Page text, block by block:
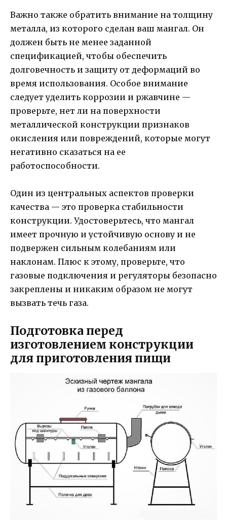
Важно также обратить внимание на толщину
металла, из которого сделан ваш мангал. Он
должен быть не менее заданной
спецификацией, чтобы обеспечить
долговечность и защиту от деформаций во
время использования. Особое внимание
следует уделить коррозии и ржавчине —
проверьте, нет ли на поверхности
металлической конструкции признаков
окисления или повреждений, которые могут
негативно сказаться на ее
работоспособности.
Один из центральных аспектов проверки
качества — это проверка стабильности
конструкции. Удостоверьтесь, что мангал
имеет прочную и устойчивую основу и не
подвержен сильным колебаниям или
наклонам. Плюс к этому, проверьте, что
газовые подключения и регуляторы безопасно
закреплены и никаким образом не могут
вызвать течь газа.
Подготовка перед
изготовлением конструкции
для приготовления пищи